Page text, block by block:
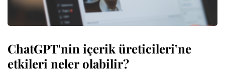
ChatGPT'nin içerik üreticileri’ne
etkileri neler olabilir?